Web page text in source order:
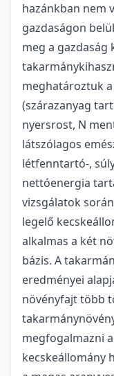
hazánkban nem
gazdaságon
meg a gazdaság
meghatároztuk
(szárazanyag
nyersrost, N
látszólagos
létfenntartó-,
nettóenergia
vizsgálatok
legelő
alkalmas a két
bázis. A
eredményei
növényfajt több
megfogalmazni
kecskeállomány